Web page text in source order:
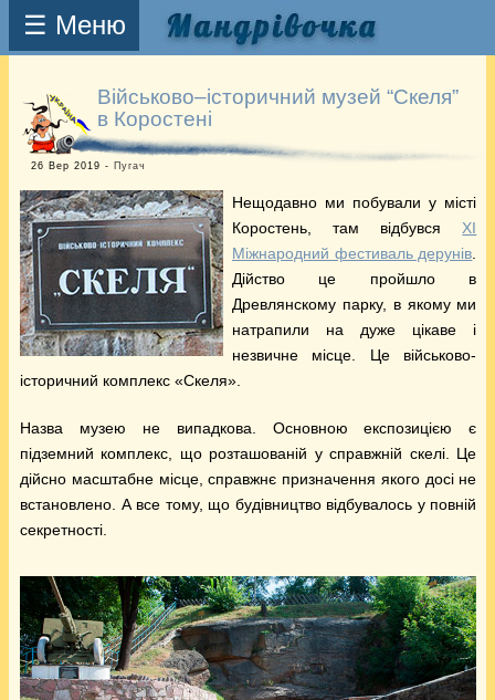
☰ Меню
Військово–історичний музей “Скеля”
в Коростені
26 Вер 2019 - Пугач
Нещодавно ми побували у місті
Коростень, там відбувся XI
Міжнародний фестиваль дерунів
Дійство це пройшло в
Древлянскому парку, в якому ми
натрапили на дуже цікаве і
незвичне місце. Це військово-
історичний комплекс «Скеля».
Назва музею не випадкова. Основною експозицією є
підземний комплекс, що розташованій у справжній скелі. Це
дійсно масштабне місце, справжнє призначення якого досі не
встановлено. А все тому, що будівництво відбувалось у повній
секретності.